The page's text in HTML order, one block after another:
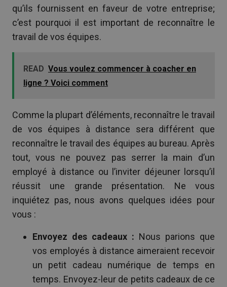
qu’ils fournissent en faveur de votre entreprise;
c’est pourquoi il est important de reconnaître le
travail de vos équipes.
READ Vous voulez commencer à coacher en
ligne ? Voici comment
Comme la plupart d’éléments, reconnaître le travail
de vos équipes à distance sera différent que
reconnaître le travail des équipes au bureau. Après
tout, vous ne pouvez pas serrer la main d’un
employé à distance ou l’inviter déjeuner lorsqu’il
réussit une grande présentation. Ne vous
inquiétez pas, nous avons quelques idées pour
vous :
Envoyez des cadeaux : Nous parions que
vos employés à distance aimeraient recevoir
un petit cadeau numérique de temps en
temps. Envoyez-leur de petits cadeaux de ce